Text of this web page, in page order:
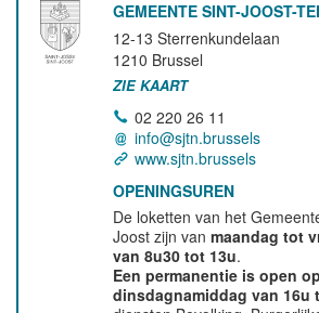
GEMEENTE SINT-JOOST-
12-13 Sterrenkundelaan
1210 Brussel
ZIE KAART
02 220 26 11
info@sjtn.brussels
www.sjtn.brussels
OPENINGSUREN
De loketten van het
Joost zijn vanmaandag tot
van 8u30 tot 13u.
Een permanentie is open op
dinsdagnamiddag van 16u